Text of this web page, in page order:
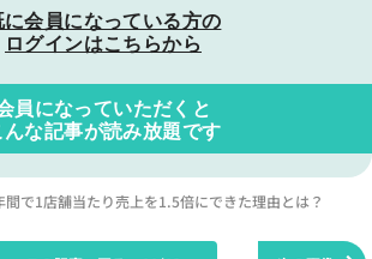
に会員になっている方の
ログインはこちらから
員になっていただくと
んな記事が読み放題です
で1店舗当たり売上を1.5倍にできた理由とは？